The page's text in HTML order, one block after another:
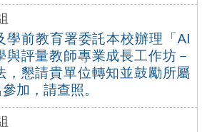
學前教育署委託本校辦理「AI
與評量教師專業成長工作坊－
，懇請貴單位轉知並鼓勵所屬
加，請查照。